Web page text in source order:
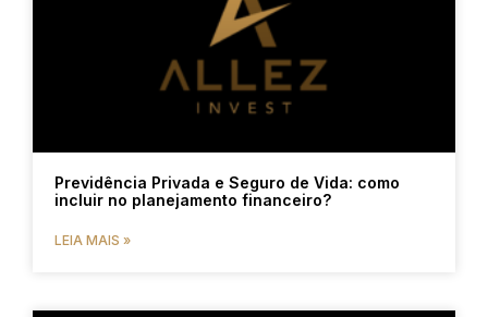
Previdência Privada e Seguro de Vida: como
incluir no planejamento financeiro?
LEIA MAIS »